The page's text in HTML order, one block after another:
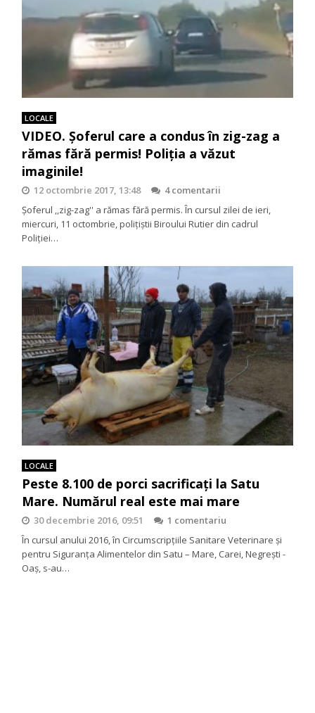
LOCALE
VIDEO. Șoferul care a condus în zig-zag a
rămas fără permis! Poliția a văzut
imaginile!
12 octombrie 2017, 13:48
4 comentarii
Șoferul ,,zig-zag'' a rămas fără permis. În cursul zilei de ieri,
miercuri, 11 octombrie, polițiștii Biroului Rutier din cadrul
Poliţiei…
LOCALE
Peste 8.100 de porci sacrificați la Satu
Mare. Numărul real este mai mare
30 decembrie 2016, 09:51
1 comentariu
În cursul anului 2016, în Circumscripțiile Sanitare Veterinare și
pentru Siguranța Alimentelor din Satu – Mare, Carei, Negrești -
Oaș, s-au…